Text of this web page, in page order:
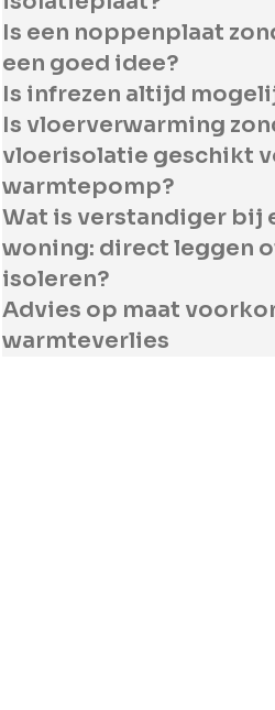
Is een noppenplaat
een goed idee?
Is infrezen altijd
Is vloerverwarming
vloerisolatie geschikt
warmtepomp?
Wat is verstandiger bij
woning: direct leggen
isoleren?
Advies op maat
warmteverlies